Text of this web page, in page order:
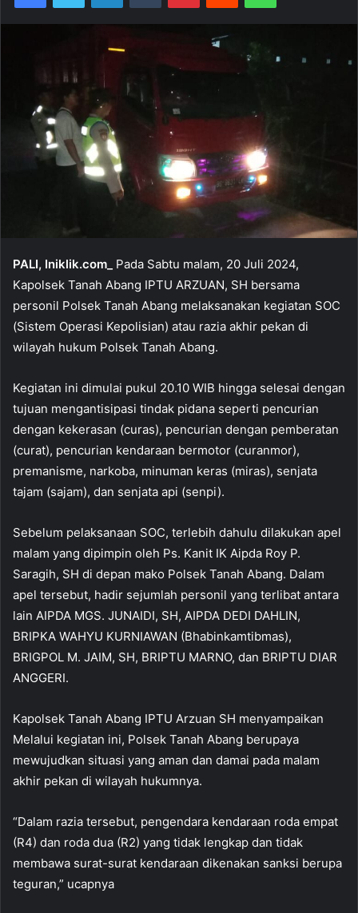
PALI, Iniklik.com_
Pada Sabtu malam, 20 Juli 2024,
Kapolsek Tanah Abang IPTU ARZUAN, SH bersama
personil Polsek Tanah Abang melaksanakan kegiatan SOC
(Sistem Operasi Kepolisian) atau razia akhir pekan di
wilayah hukum Polsek Tanah Abang.
Kegiatan ini dimulai pukul 20.10 WIB hingga selesai dengan
tujuan mengantisipasi tindak pidana seperti pencurian
dengan kekerasan (curas), pencurian dengan pemberatan
(curat), pencurian kendaraan bermotor (curanmor),
premanisme, narkoba, minuman keras (miras), senjata
tajam (sajam), dan senjata api (senpi).
Sebelum pelaksanaan SOC, terlebih dahulu dilakukan apel
malam yang dipimpin oleh Ps. Kanit IK Aipda Roy P.
Saragih, SH di depan mako Polsek Tanah Abang. Dalam
apel tersebut, hadir sejumlah personil yang terlibat antara
lain AIPDA MGS. JUNAIDI, SH, AIPDA DEDI DAHLIN,
BRIPKA WAHYU KURNIAWAN (Bhabinkamtibmas),
BRIGPOL M. JAIM, SH, BRIPTU MARNO, dan BRIPTU DIAR
ANGGERI.
Kapolsek Tanah Abang IPTU Arzuan SH menyampaikan
Melalui kegiatan ini, Polsek Tanah Abang berupaya
mewujudkan situasi yang aman dan damai pada malam
akhir pekan di wilayah hukumnya.
“Dalam razia tersebut, pengendara kendaraan roda empat
(R4) dan roda dua (R2) yang tidak lengkap dan tidak
membawa surat-surat kendaraan dikenakan sanksi berupa
teguran,” ucapnya